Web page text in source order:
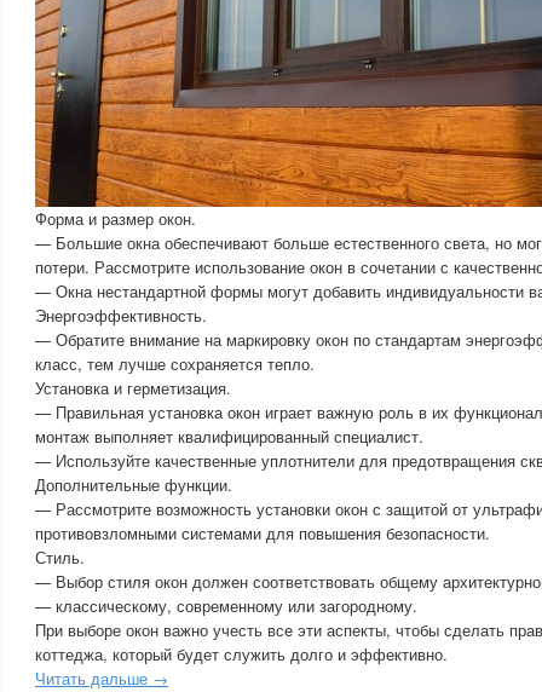
Форма и размер окон.
— Большие окна обеспечивают больше естественного света, но
потери. Рассмотрите использование окон в сочетании с
— Окна нестандартной формы могут добавить индивидуальности
Энергоэффективность.
— Обратите внимание на маркировку окон по стандартам
класс, тем лучше сохраняется тепло.
Установка и герметизация.
— Правильная установка окон играет важную роль в их
монтаж выполняет квалифицированный специалист.
— Используйте качественные уплотнители для предотвращения
Дополнительные функции.
— Рассмотрите возможность установки окон с защитой от
противовзломными системами для повышения безопасности.
Стиль.
— Выбор стиля окон должен соответствовать общему
— классическому, современному или загородному.
При выборе окон важно учесть все эти аспекты, чтобы сделать
коттеджа, который будет служить долго и эффективно.
Читать дальше →